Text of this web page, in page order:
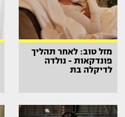
מזל טוב: לאחר תהליך
פונדקאות - נולדה
לדיקלה בת